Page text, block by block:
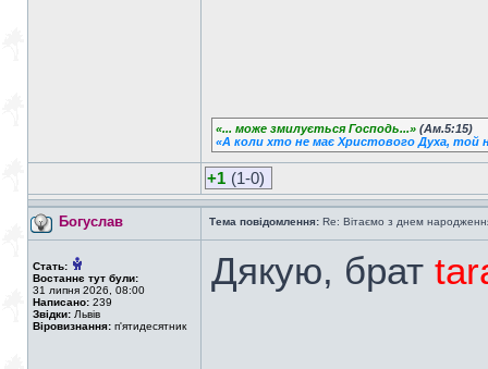
«... може змилується Господь...» (Ам.5:15)
«А коли хто не має Христового Духа, той
+1 (1-0)
Богуслав Тема повідомлення: Re: Вітаємо з днем
Стать:
Востаннє тут були:
31 липня 2026, 08:00
Написано: 239
Звідки: Львів
Віровизнання: п'ятидесятник
Дякую, брат